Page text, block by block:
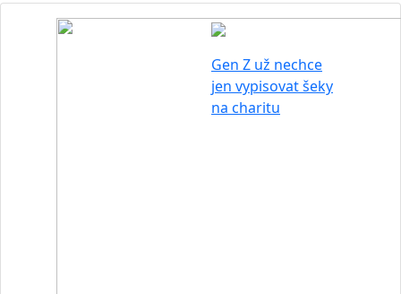
Gen Z už nechce
jen vypisovat šeky
na charitu